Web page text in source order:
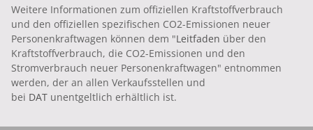
Weitere Informationen zum offiziellen Kraftstoffverbrauch
und den offiziellen spezifischen CO2-Emissionen neuer
Personenkraftwagen können dem "Leitfaden über den
Kraftstoffverbrauch, die CO2-Emissionen und den
Stromverbrauch neuer Personenkraftwagen" entnommen
werden, der an allen Verkaufsstellen und
bei DAT unentgeltlich erhältlich ist.